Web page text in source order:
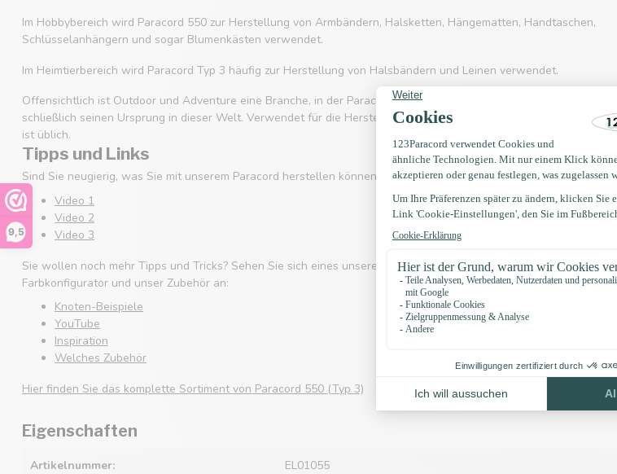
9,5
Im Hobbybereich wird Paracord 550 zur Herstellung von Armbändern, Halsketten, Hängematten, Handtaschen,
Schlüsselanhängern und sogar Blumenkästen verwendet.
Im Heimtierbereich wird Paracord Typ 3 häufig zur Herstellung von Halsbändern und Leinen verwendet.
Offensichtlich ist Outdoor und Adventure eine Branche, in der Paracord 550 häufig eingesetzt wird. Es kennt
schließlich seinen Ursprung in dieser Welt. Verwendet für die Herstellung von Hängematten, Schnürsenkel, Gürtel
ist üblich.
Tipps und Links
Sind Sie neugierig, was Sie mit unserem Paracord herstellen können? Sehen Sie sich eines der Videos unten an:
Video 1
Video 2
Video 3
Sie wollen noch mehr Tipps und Tricks? Sehen Sie sich eines unserer eigenen Knotenbeispiele, YouTube Kanal,
Farbkonfigurator und unser Zubehör an:
Knoten-Beispiele
YouTube
Inspiration
Welches Zubehör
Hier finden Sie das komplette Sortiment von Paracord 550 (Typ 3)
Eigenschaften
Artikelnummer: EL01055